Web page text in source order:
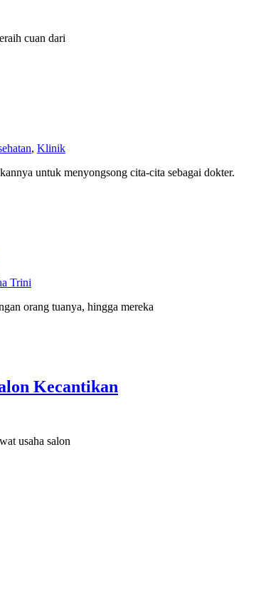
cuan dari
, Klinik
untuk menyongsong cita-cita sebagai dokter.
Trini
orang tuanya, hingga mereka
Kecantikan
usaha salon